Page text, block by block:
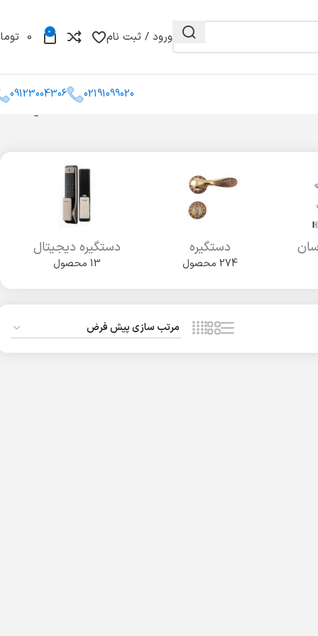
ورود / ثبت نام 0
0
02191099020
09123004306
Showing all 2 results
دستگیره
274 محصول
دستگیره دیجیتال
13 محصول